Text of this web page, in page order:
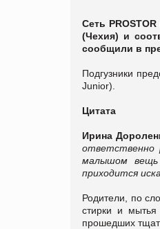
Сеть
(Чехия) и
сообщили в
Подгузники
Junior).
Цитата
Ирина
ответственно
малышом вещь
приходится
Родители, по
стирки и мытья
прошедших